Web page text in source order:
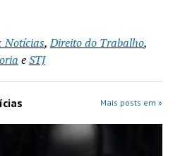
Notícias,Direito do Trabalho,
eSTJ
Mais posts em »